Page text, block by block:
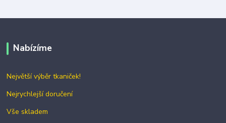
Nabízíme
Největší výběr tkaniček!
Nejrychlejší doručení
Vše skladem